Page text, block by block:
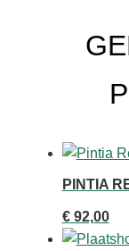
PINTIA
€92,00